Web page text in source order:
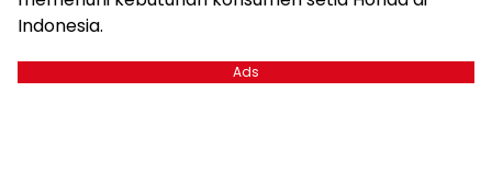
Indonesia.
Ads